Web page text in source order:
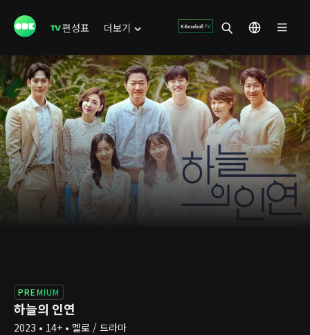
편성표 더보기
PREMIUM
하늘의 인연
2023 • 14+ • 멜로 / 드라마